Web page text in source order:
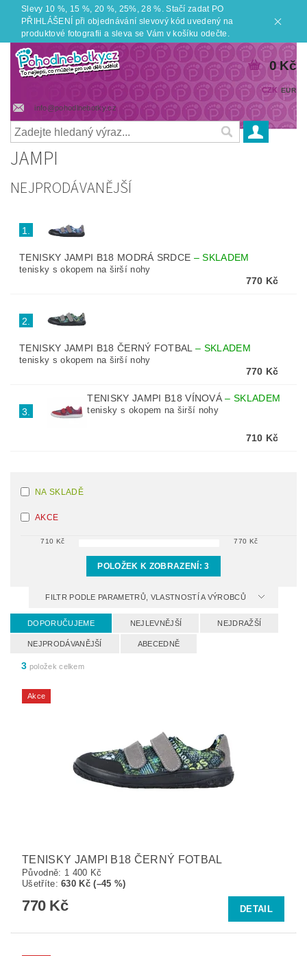
Slevy 10 %, 15 %, 20 %, 25%, 28 %. Stačí zadat PO
PŘIHLÁŠENÍ při objednávání slevový kód uvedený na
produktové fotografii a sleva se Vám v košíku odečte.
info@pohodlnebotky.cz
CZK EUR
0 Kč
JAMPI
NEJPRODÁVANĚJŠÍ
1.
TENISKY JAMPI B18 MODRÁ SRDCE –SKLADEM
tenisky s okopem na širší nohy
770 Kč
2.
TENISKY JAMPI B18 ČERNÝ FOTBAL– SKLADEM
tenisky s okopem na širší nohy
770 Kč
3.
TENISKY JAMPI B18 VÍNOVÁ–SKLADEM
tenisky s okopem na širší nohy
710 Kč
NA SKLADĚ
AKCE
710 Kč 770 Kč
POLOŽEK K ZOBRAZENÍ:3
FILTR PODLE PARAMETRŮ, VLASTNOSTÍ A VÝROBCŮ
DOPORUČUJEME NEJLEVNĚJŠÍ NEJDRAŽŠÍ
NEJPRODÁVANĚJŠÍ ABECEDNĚ
3 položek celkem
Akce
TENISKY JAMPI B18 ČERNÝ FOTBAL
Původně: 1 400 Kč
Ušetříte:630 Kč (–45 %)
770 Kč DETAIL